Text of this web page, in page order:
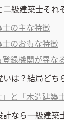
二級建築士それ
士の主な特徴
士のおもな特徴
登録機関が異な
いは？結局どち
」と「木造建築士
計なら一級建築